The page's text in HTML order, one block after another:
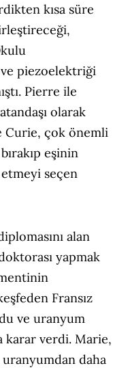
kısa süre
ve piezoelektriği
Pierre ile
olarak
Curie, çok önemli
eşinin
etmeyi seçen
alan
yapmak
Fransız
ve uranyum
karar verdi. Marie,
daha